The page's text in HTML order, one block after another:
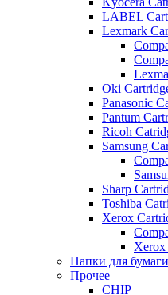
LABEL
Lexmark
Oki
Panasonic
Pantum
Ricoh
Samsung
Sharp
Toshiba
Xerox
Xerox
Папки для бумаги
Прочее
CHIP